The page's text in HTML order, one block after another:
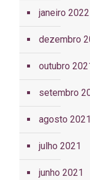
janeiro 2022
dezembro
outubro
setembro
agosto 2021
julho 2021
junho 2021